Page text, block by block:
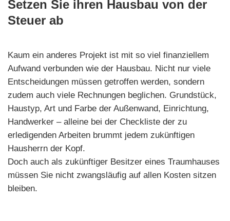
Setzen Sie ihren Hausbau von der
Steuer ab
Kaum ein anderes Projekt ist mit so viel finanziellem
Aufwand verbunden wie der Hausbau. Nicht nur viele
Entscheidungen müssen getroffen werden, sondern
zudem auch viele Rechnungen beglichen. Grundstück,
Haustyp, Art und Farbe der Außenwand, Einrichtung,
Handwerker – alleine bei der Checkliste der zu
erledigenden Arbeiten brummt jedem zukünftigen
Hausherrn der Kopf.
Doch auch als zukünftiger Besitzer eines Traumhauses
müssen Sie nicht zwangsläufig auf allen Kosten sitzen
bleiben.